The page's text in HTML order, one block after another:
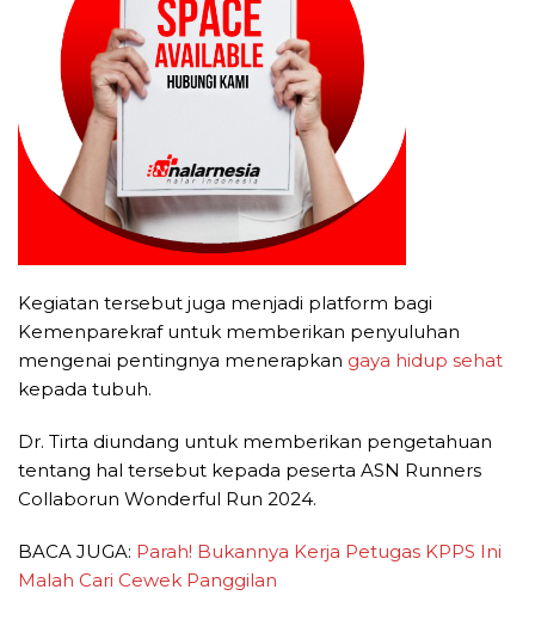
Kegiatan tersebut juga menjadi platform bagi
Kemenparekraf untuk memberikan penyuluhan
mengenai pentingnya menerapkan gaya hidup sehat
kepada tubuh.
Dr. Tirta diundang untuk memberikan pengetahuan
tentang hal tersebut kepada peserta ASN Runners
Collaborun Wonderful Run 2024.
BACA JUGA: Parah! Bukannya Kerja Petugas KPPS Ini
Malah Cari Cewek Panggilan